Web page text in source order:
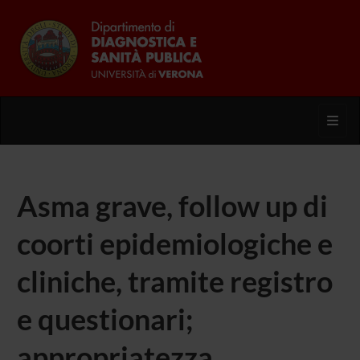
Asma grave, follow up di
coorti epidemiologiche e
cliniche, tramite registro
e questionari;